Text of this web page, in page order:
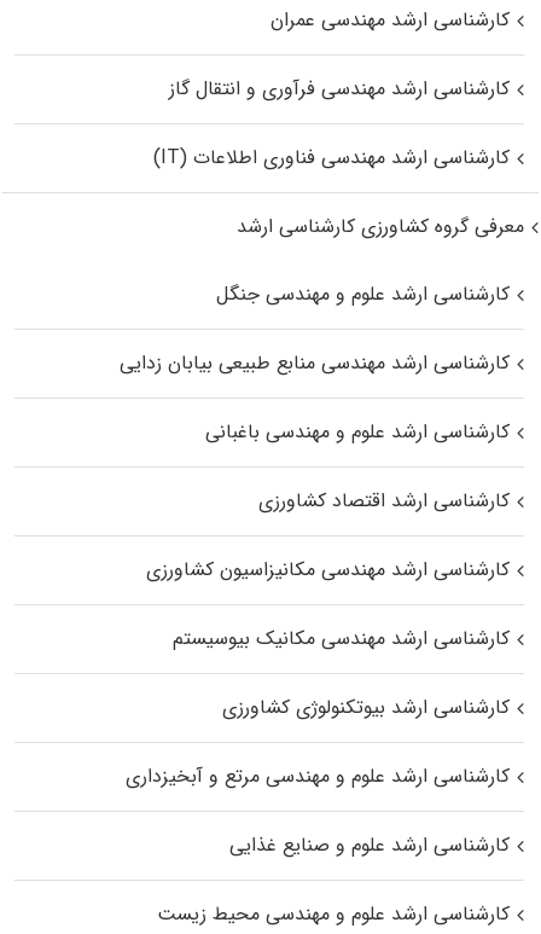
کارشناسی ارشد مهندسی عمران
کارشناسی ارشد مهندسی فرآوری و انتقال گاز
کارشناسی ارشد مهندسی فناوری اطلاعات (IT)
معرفی گروه کشاورزی کارشناسی ارشد
کارشناسی ارشد علوم و مهندسی جنگل
کارشناسی ارشد مهندسی منابع طبیعی بیابان زدایی
کارشناسی ارشد علوم و مهندسی باغبانی
کارشناسی ارشد اقتصاد کشاورزی
کارشناسی ارشد مهندسی مکانیزاسیون کشاورزی
کارشناسی ارشد مهندسی مکانیک بیوسیستم
کارشناسی ارشد بیوتکنولوژی کشاورزی
کارشناسی ارشد علوم و مهندسی مرتع و آبخیزداری
کارشناسی ارشد علوم و صنایع غذایی
کارشناسی ارشد علوم و مهندسی محیط زیست